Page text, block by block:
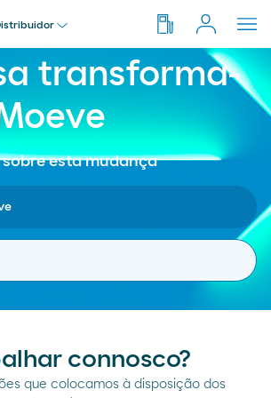
Particular
transforma-
esta mudança
pause
connosco?
que colocamos à disposição dos